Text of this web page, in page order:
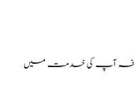
نسخہ آپ کی خدمت میں